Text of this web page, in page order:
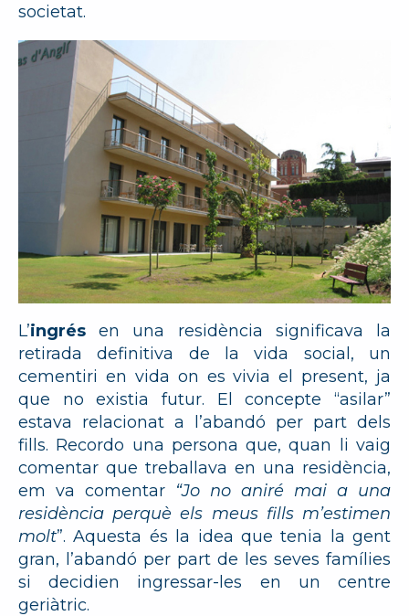
societat.
L’ingrés en una residència significava la
retirada definitiva de la vida social, un
cementiri en vida on es vivia el present, ja
que no existia futur. El concepte “asilar”
estava relacionat a l’abandó per part dels
fills. Recordo una persona que, quan li vaig
comentar que treballava en una residència,
em va comentar “Jo no aniré mai a una
residència perquè els meus fills m’estimen
molt”. Aquesta és la idea que tenia la gent
gran, l’abandó per part de les seves famílies
si decidien ingressar-les en un centre
geriàtric.